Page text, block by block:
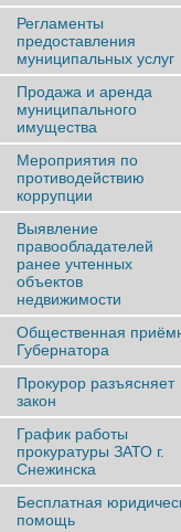
Регламенты
предоставления
муниципальных услуг
Продажа и аренда
муниципального
имущества
Мероприятия по
противодействию
коррупции
Выявление
правообладателей
ранее учтенныx
объектов
недвижимости
Общественная
Губернатора
Прокурор разъясняет
закон
График работы
прокуратуры ЗАТО г.
Снежинска
Бесплатная
помощь